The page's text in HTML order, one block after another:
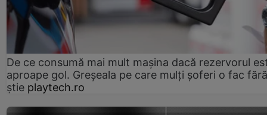
De ce consumă mai mult mașina dacă rezervorul
aproape gol. Greșeala pe care mulți șoferi o fac
știe playtech.ro